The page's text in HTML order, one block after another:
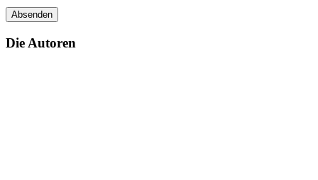
Die Autoren